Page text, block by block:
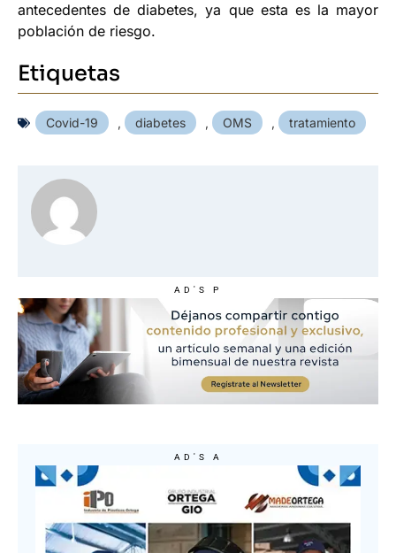
antecedentes de diabetes, ya que esta es la mayor
población de riesgo.
Etiquetas
Covid-19 , diabetes , OMS , tratamiento
AD'S P
AD'S A